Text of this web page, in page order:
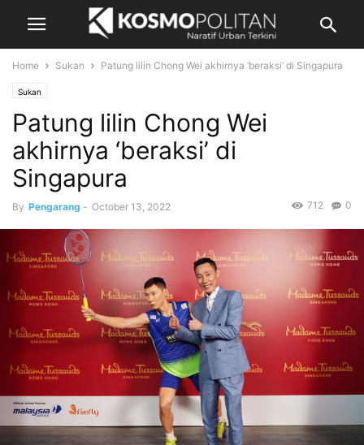
Home Sukan Patung lilin Chong Wei akhirnya ‘beraksi’ di Singapura
Sukan
Patung lilin Chong Wei
akhirnya ‘beraksi’ di
Singapura
By Pengarang - October 13, 2022 0
712